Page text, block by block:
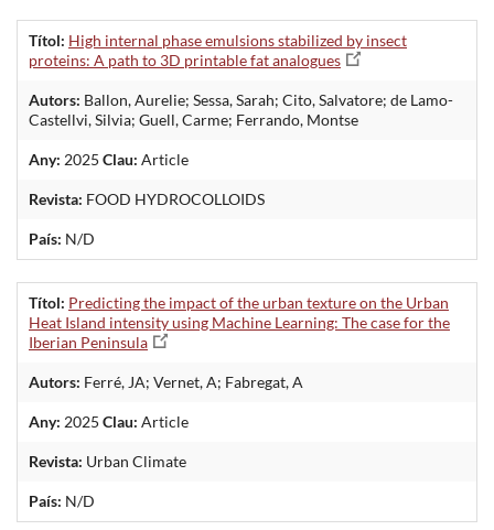
Títol: High internal phase emulsions stabilized by insect
proteins: A path to 3D printable fat analogues
Autors: Ballon, Aurelie; Sessa, Sarah; Cito, Salvatore; de Lamo-
Castellvi, Silvia; Guell, Carme; Ferrando, Montse
Any: 2025 Clau: Article
Revista: FOOD HYDROCOLLOIDS
País: N/D
Títol: Predicting the impact of the urban texture on the Urban
Heat Island intensity using Machine Learning: The case for the
Iberian Peninsula
Autors: Ferré, JA; Vernet, A; Fabregat, A
Any: 2025 Clau: Article
Revista: Urban Climate
País: N/D